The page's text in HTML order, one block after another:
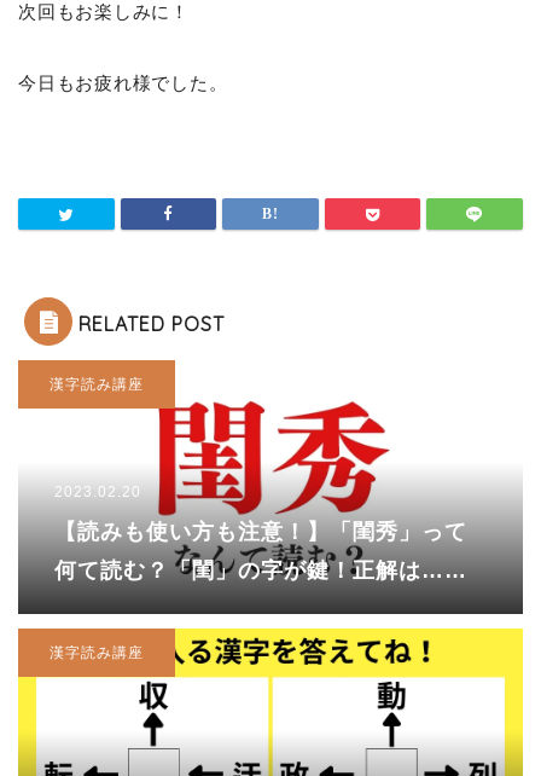
次回もお楽しみに！
今日もお疲れ様でした。
RELATED POST
漢字読み講座
2023.02.20
【読みも使い方も注意！】「閨秀」って
何て読む？「閨」の字が鍵！正解は……
漢字読み講座